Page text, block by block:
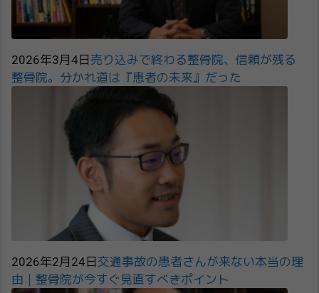
2026年3月4日 売り込みで終わる整骨院、信頼が残る
整骨院。分かれ道は『患者の未来』だった
2026年2月24日 交通事故の患者さんが来ない本当の理
由｜整骨院が今すぐ見直すべきポイント